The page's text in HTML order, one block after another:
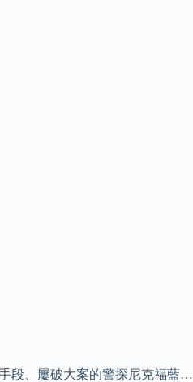
段、屢破大案的警探尼克福藍…